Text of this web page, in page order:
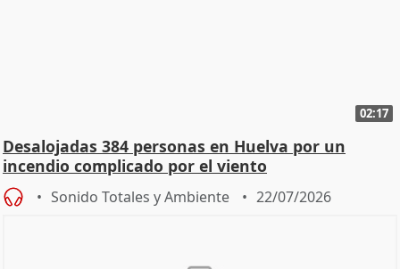
02:17
Desalojadas 384 personas en Huelva por un
incendio complicado por el viento
Sonido Totales y Ambiente 22/07/2026